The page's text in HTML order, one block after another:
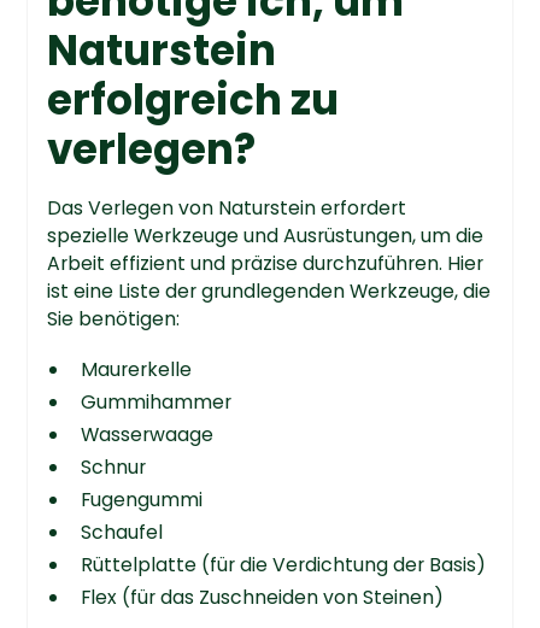
Naturstein
erfolgreich zu
verlegen?
Das Verlegen von Naturstein erfordert
spezielle Werkzeuge und Ausrüstungen, um die
Arbeit effizient und präzise durchzuführen. Hier
ist eine Liste der grundlegenden Werkzeuge, die
Sie benötigen:
Maurerkelle
Gummihammer
Wasserwaage
Schnur
Fugengummi
Schaufel
Rüttelplatte (für die Verdichtung der Basis)
Flex (für das Zuschneiden von Steinen)